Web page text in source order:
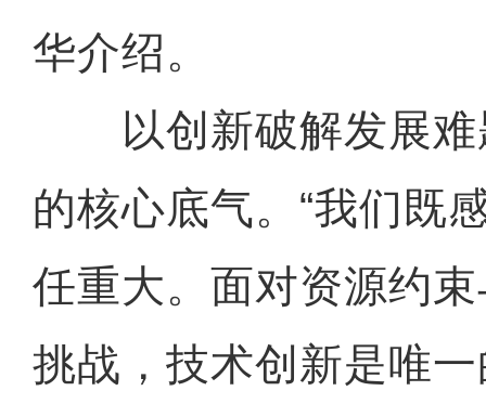
华介绍。
以创新破解发展难
的核心底气。“我们既
任重大。面对资源约束
挑战，技术创新是唯